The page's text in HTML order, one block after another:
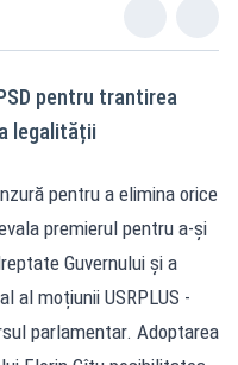
pentru trantirea
legalității
pentru a elimina orice
premierul pentru a-și
Guvernului și a
al moțiunii USRPLUS -
parlamentar. Adoptarea